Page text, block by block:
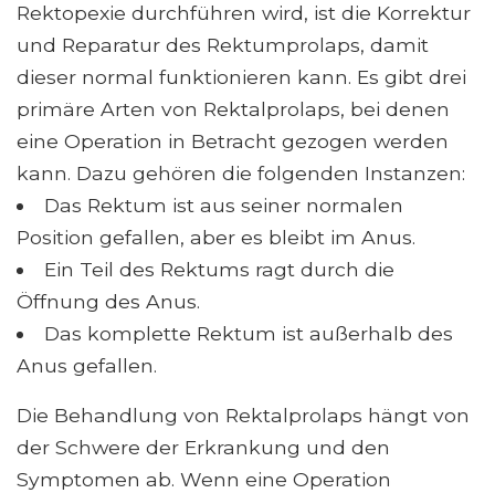
Rektopexie durchführen wird, ist die Korrektur
und Reparatur des Rektumprolaps, damit
dieser normal funktionieren kann. Es gibt drei
primäre Arten von Rektalprolaps, bei denen
eine Operation in Betracht gezogen werden
kann. Dazu gehören die folgenden Instanzen:
Das Rektum ist aus seiner normalen
Position gefallen, aber es bleibt im Anus.
Ein Teil des Rektums ragt durch die
Öffnung des Anus.
Das komplette Rektum ist außerhalb des
Anus gefallen.
Die Behandlung von Rektalprolaps hängt von
der Schwere der Erkrankung und den
Symptomen ab. Wenn eine Operation